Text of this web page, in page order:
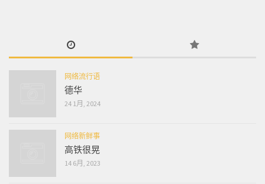
网络流行语
德华
24 1月, 2024
网络新鲜事
高铁很晃
14 6月, 2023